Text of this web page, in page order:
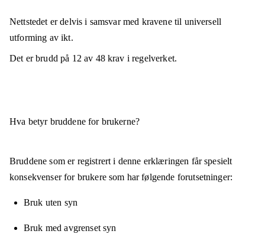
Nettstedet erdelvis i samsvarmed kravene til universell
utforming av ikt.
Det er brudd på 12av 48krav i regelverket.
Hva betyr bruddene for brukerne?
Bruddene som er registrert i denne erklæringen får spesielt
konsekvenser for brukere som har følgende forutsetninger:
Bruk uten syn
Bruk med avgrenset syn